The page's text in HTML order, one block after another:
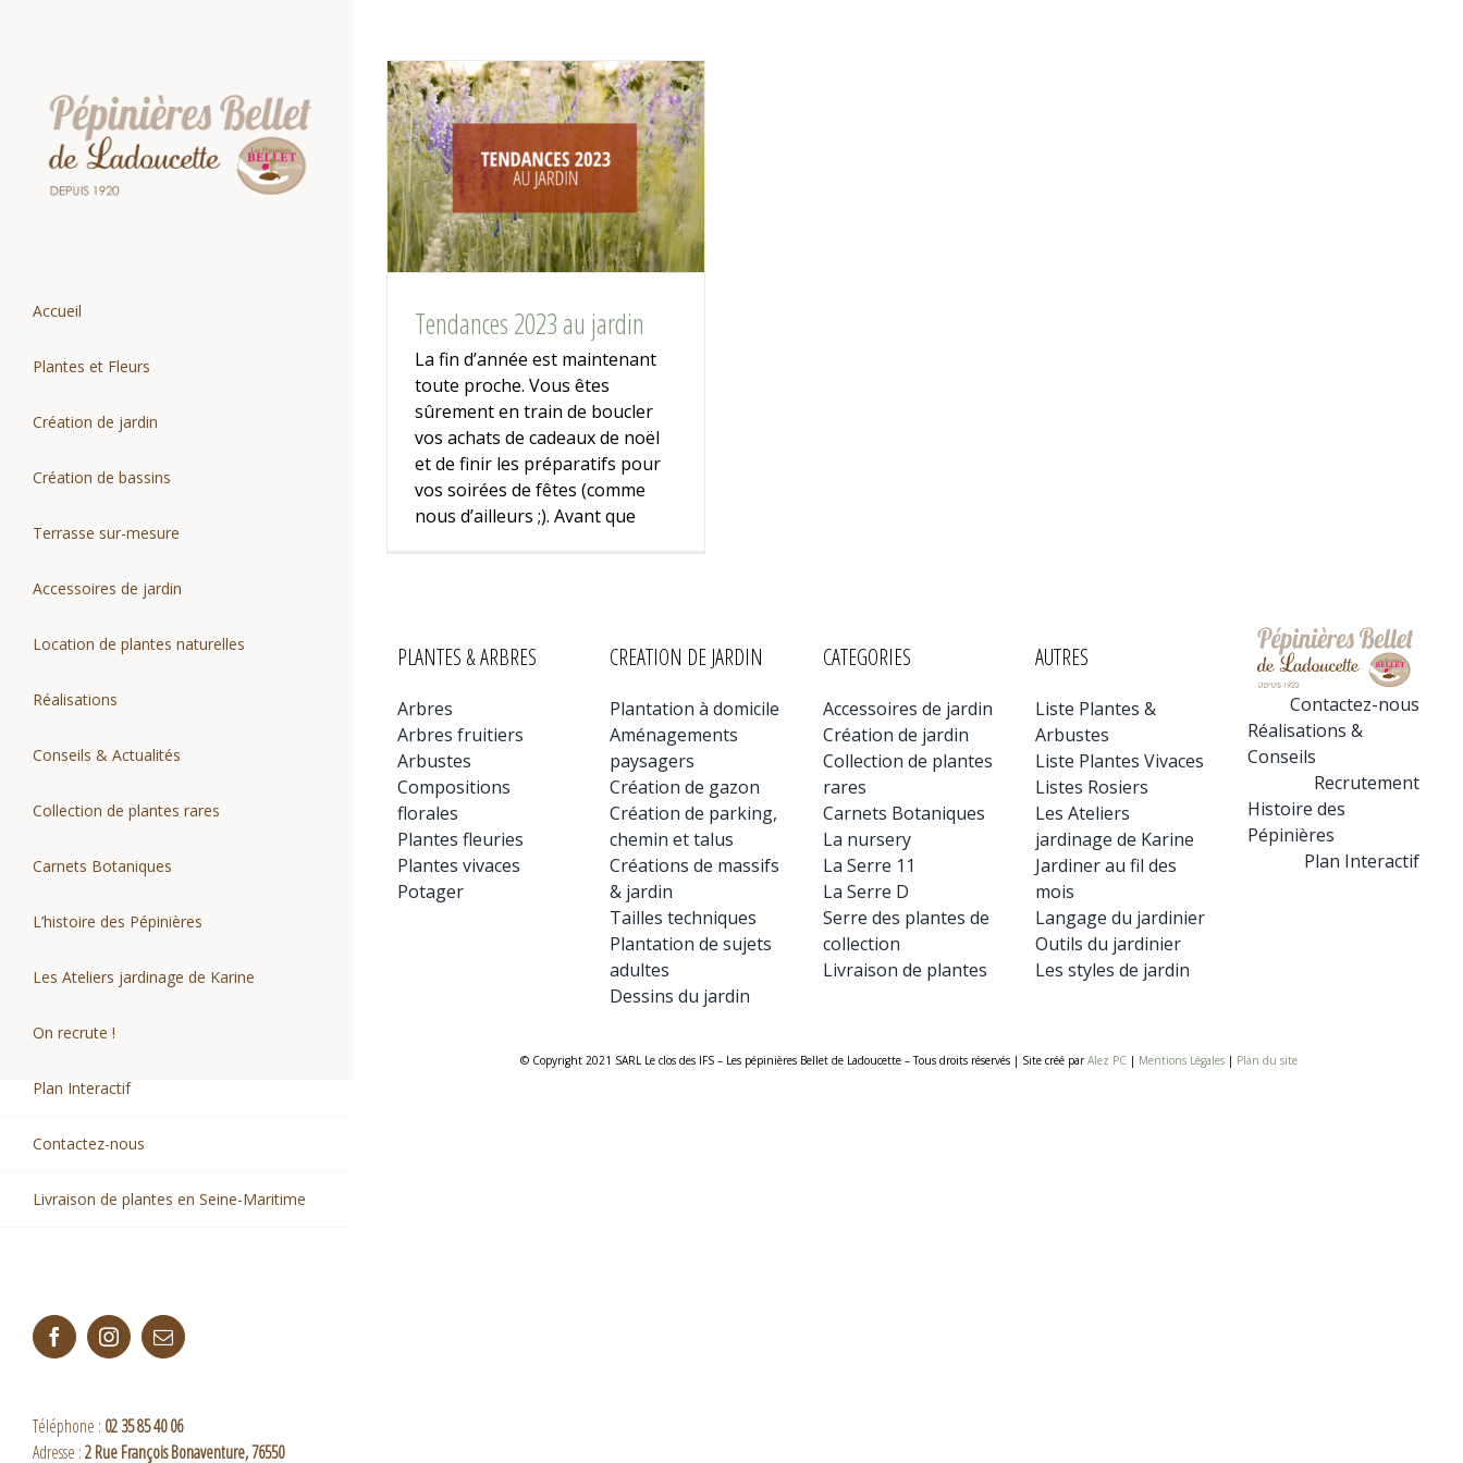
Accueil
Plantes et Fleurs
Création de jardin
Création de bassins
Terrasse sur-mesure
Accessoires de jardin
Location de plantes naturelles
Réalisations
Conseils & Actualités
Collection de plantes rares
Carnets Botaniques
L’histoire des Pépinières
Les Ateliers jardinage de Karine
On recrute !
Plan Interactif
Contactez-nous
Livraison de plantes en Seine-Maritime
FacebookInstagramEmail
Téléphone : 02 35 85 40 06
Adresse :2 Rue François Bonaventure, 76550
Tendances 2023 au jardin
La fin d’année est maintenant
toute proche. Vous êtes
sûrement en train de boucler
vos achats de cadeaux de noël
et de finir les préparatifs pour
vos soirées de fêtes (comme
nous d’ailleurs ;). Avant que
PLANTES & ARBRES
Arbres
Arbres fruitiers
Arbustes
Compositions
florales
Plantes fleuries
Plantes vivaces
Potager
CREATION DE JARDIN
Plantation à domicile
Aménagements
paysagers
Création de gazon
Création de parking,
chemin et talus
Créations de massifs
& jardin
Tailles techniques
Plantation de sujets
adultes
Dessins du jardin
CATEGORIES
Accessoires de jardin
Création de jardin
Collection de plantes
rares
Carnets Botaniques
La nursery
La Serre 11
La Serre D
Serre des plantes de
collection
Livraison de plantes
AUTRES
Liste Plantes &
Arbustes
Liste Plantes Vivaces
Listes Rosiers
Les Ateliers
jardinage de Karine
Jardiner au fil des
mois
Langage du jardinier
Outils du jardinier
Les styles de jardin
Contactez-nous
Réalisations &
Conseils
Recrutement
Histoire des
Pépinières
Plan Interactif
© Copyright 2021 SARL Le clos des IFS – Les pépinières Bellet de Ladoucette – Tous droits réservés | Site créé parAlez PC| Mentions Légales| Plan du site